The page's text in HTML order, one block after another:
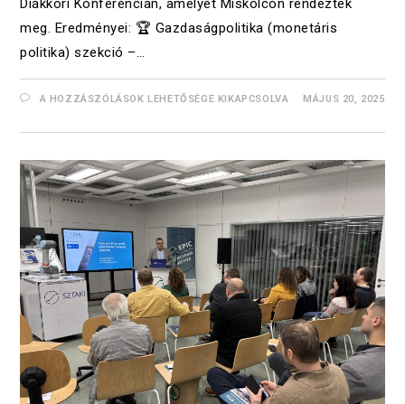
Diákköri Konferencián, amelyet Miskolcon rendeztek
meg. Eredményei: 🏆 Gazdaságpolitika (monetáris
politika) szekció –…
A HOZZÁSZÓLÁSOK LEHETŐSÉGE KIKAPCSOLVA MÁJUS 20, 2025